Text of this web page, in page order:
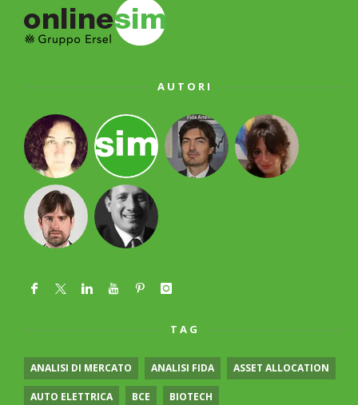
AUTORI
TAG
ANALISI DI MERCATO ANALISI FIDA ASSET ALLOCATION
AUTO ELETTRICA BCE BIOTECH